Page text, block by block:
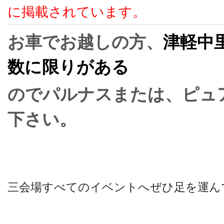
に掲載されています。
お車でお越しの方、 津軽中
数に限りがある
のでパルナスまたは、ピュ
下さい。
三会場すべてのイベントへぜひ足を運